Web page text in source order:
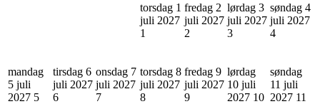
torsdag 1
juli 2027
1
fredag 2
juli 2027
2
lørdag 3
juli 2027
3
søndag 4
juli 2027
4
mandag
5 juli
2027 5
tirsdag 6
juli 2027
6
onsdag 7
juli 2027
7
torsdag 8
juli 2027
8
fredag 9
juli 2027
9
lørdag
10 juli
2027 10
søndag
11 juli
2027 11